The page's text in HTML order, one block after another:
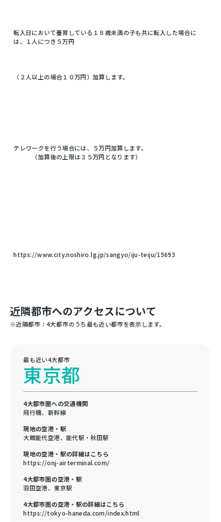
転入日において養育している１８歳未満の子も共に転入した場合に
は、１人につき５万円
（２人以上の場合１０万円）加算します。
テレワークを行う場合には、５万円加算します。
（加算後の上限は３５万円となります）
https://www.city.noshiro.lg.jp/sangyo/iju-teiju/15693
近隣都市へのアクセスについて
※近隣都市：4大都市のうち最も近い都市を表示します。
最も近い4大都市
東京都
4大都市圏への交通機関
飛行機、新幹線
現地の空港・駅
大館能代空港、能代駅・秋田駅
現地の空港・駅の詳細はこちら
https://onj-airterminal.com/
4大都市圏の空港・駅
羽田空港、東京駅
4大都市圏の空港・駅の詳細はこちら
https://tokyo-haneda.com/index.html